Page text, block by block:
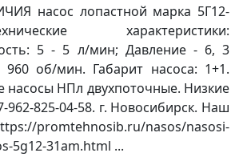
насос лопастной марка 5Г12-
характеристики:
5 - 5 л/мин; Давление - 6, 3
об/мин. Габарит насоса: 1+1.
насосы НПл двухпоточные. Низкие
825-04-58. г. Новосибирск. Наш
nasos/nasosi-
5g12-31am.html ...